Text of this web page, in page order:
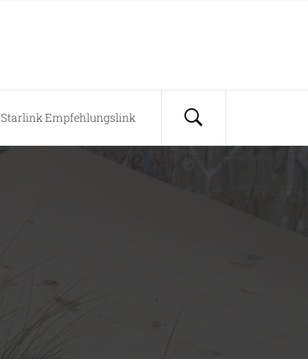
Starlink Empfehlungslink